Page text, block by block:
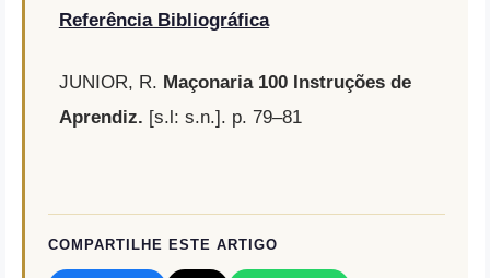
Referência Bibliográfica
JUNIOR, R. Maçonaria 100 Instruções de
Aprendiz. [s.l: s.n.]. p. 79–81
COMPARTILHE ESTE ARTIGO